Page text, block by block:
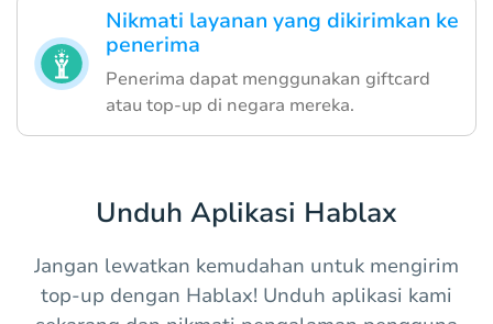
Nikmati layanan yang dikirimkan ke
penerima
Penerima dapat menggunakan giftcard
atau top-up di negara mereka.
Unduh Aplikasi Hablax
Jangan lewatkan kemudahan untuk mengirim
top-up dengan Hablax! Unduh aplikasi kami